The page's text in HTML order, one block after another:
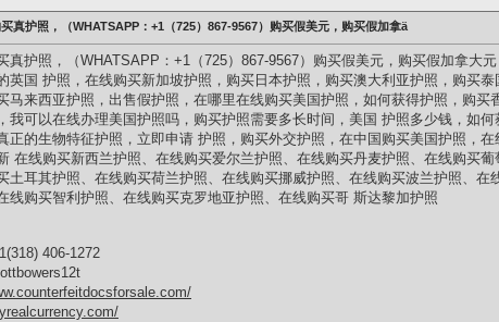
真护照，（WHATSAPP：+1（725）867-9567）购买假美元，购买假加拿ä
真护照，（WHATSAPP：+1（725）867-9567）购买假美元，购买假加拿大
英国 护照，在线购买新加坡护照，购买日本护照，购买澳大利亚护照，购买
马来西亚护照，出售假护照，在哪里在线购买美国护照，如何获得护照，购
我可以在线办理美国护照吗，购买护照需要多长时间，美国 护照多少钱，如
正的生物特征护照，立即申请 护照，购买外交护照，在中国购买美国护照，
在线购买新西兰护照、在线购买爱尔兰护照、在线购买丹麦护照、在线购买
土耳其护照、在线购买荷兰护照、在线购买挪威护照、在线购买波兰护照、
线购买智利护照、在线购买克罗地亚护照、在线购买哥 斯达黎加护照
406-1272